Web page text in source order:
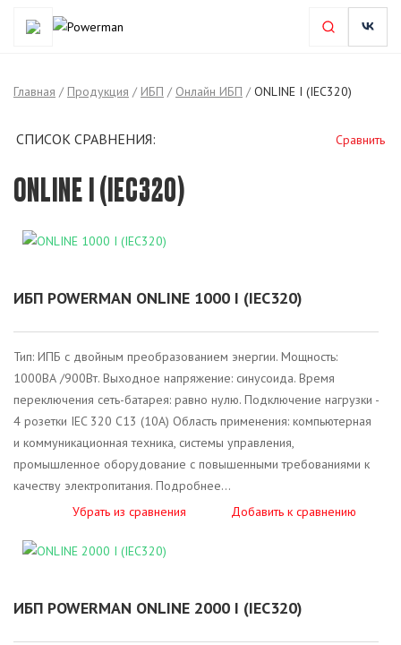
Главная / Продукция / ИБП / Онлайн ИБП / ONLINE I (IEC320)
СПИСОК СРАВНЕНИЯ: Сравнить
ONLINE I (IEC320)
ИБП POWERMAN ONLINE 1000 I (IEC320)
Тип: ИПБ с двойным преобразованием энергии. Мощность:
1000ВА /900Вт. Выходное напряжение: синусоида. Время
переключения сеть-батарея: равно нулю. Подключение нагрузки -
4 розетки IEC 320 С13 (10А) Область применения: компьютерная
и коммуникационная техника, системы управления,
промышленное оборудование с повышенными требованиями к
качеству электропитания. Подробнее...
Добавить к сравнению
Убрать из сравнения
ИБП POWERMAN ONLINE 2000 I (IEC320)